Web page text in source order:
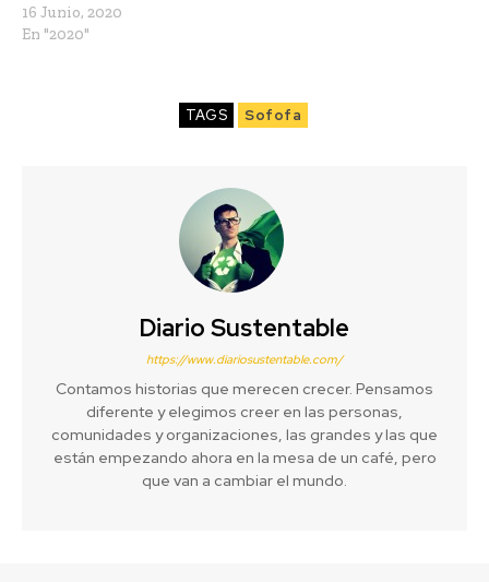
16 Junio, 2020
En "2020"
TAGS Sofofa
Diario Sustentable
https://www.diariosustentable.com/
Contamos historias que merecen crecer. Pensamos
diferente y elegimos creer en las personas,
comunidades y organizaciones, las grandes y las que
están empezando ahora en la mesa de un café, pero
que van a cambiar el mundo.